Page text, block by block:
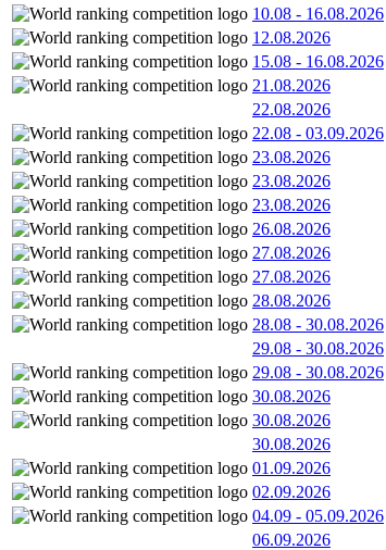
10.08 - 16.08.2026
12.08.2026
15.08 - 16.08.2026
21.08.2026
22.08.2026
22.08 - 03.09.2026
23.08.2026
23.08.2026
23.08.2026
26.08.2026
27.08.2026
27.08.2026
28.08.2026
28.08 - 30.08.2026
29.08 - 30.08.2026
29.08 - 30.08.2026
30.08.2026
30.08.2026
30.08.2026
01.09.2026
02.09.2026
04.09 - 05.09.2026
06.09.2026